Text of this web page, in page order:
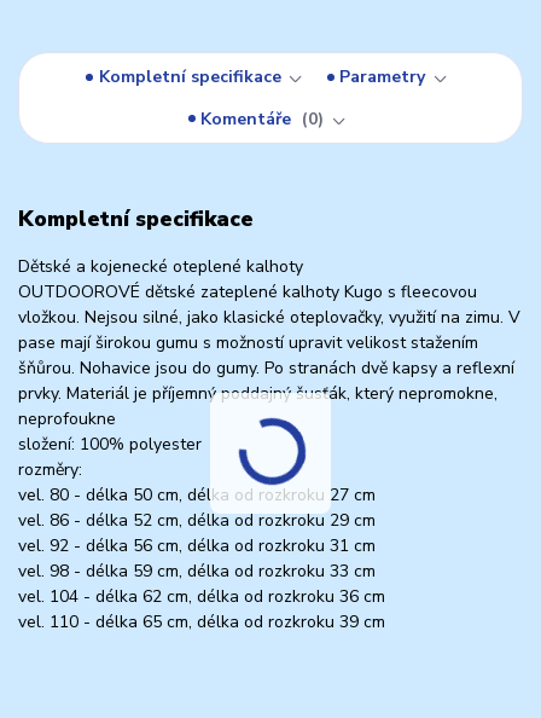
Kompletní specifikace
Parametry
Komentáře
0
Kompletní specifikace
Dětské a kojenecké oteplené kalhoty
OUTDOOROVÉ dětské zateplené kalhoty Kugo s fleecovou
vložkou. Nejsou silné, jako klasické oteplovačky, využití na zimu. V
pase mají širokou gumu s možností upravit velikost stažením
šňůrou. Nohavice jsou do gumy. Po stranách dvě kapsy a reflexní
prvky. Materiál je příjemný poddajný šusťák, který nepromokne,
neprofoukne
složení: 100% polyester
rozměry:
vel. 80 - délka 50 cm, délka od rozkroku 27 cm
vel. 86 - délka 52 cm, délka od rozkroku 29 cm
vel. 92 - délka 56 cm, délka od rozkroku 31 cm
vel. 98 - délka 59 cm, délka od rozkroku 33 cm
vel. 104 - délka 62 cm, délka od rozkroku 36 cm
vel. 110 - délka 65 cm, délka od rozkroku 39 cm